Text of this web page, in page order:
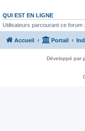
QUI EST EN LIGNE
Utilisateurs parcourant ce forum
Accueil Portail
Développé par